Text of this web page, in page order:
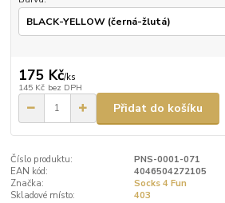
175 Kč/ks
145 Kč bez DPH
Přidat do košíku
Číslo produktu:
PNS-0001-071
EAN kód:
4046504272105
Značka:
Socks 4 Fun
Skladové místo:
403